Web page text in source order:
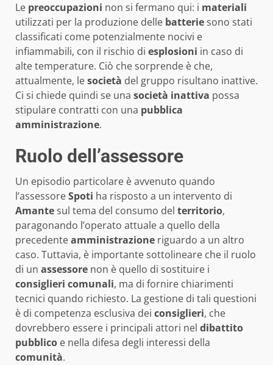
Le preoccupazioni non si fermano qui: i materiali
utilizzati per la produzione delle batteriesono stati
classificati come potenzialmente nocivi e
infiammabili, con il rischio di esplosioni in caso di
alte temperature. Ciò che sorprende è che,
attualmente, lesocietà del gruppo risultano inattive.
Ci si chiede quindi se una società inattiva possa
stipulare contratti con una pubblica
amministrazione.
Ruolo dell’assessore
Un episodio particolare è avvenuto quando
l’assessoreSpoti ha risposto a un intervento di
Amantesul tema del consumo del territorio,
paragonando l’operato attuale a quello della
precedenteamministrazione riguardo a un altro
caso. Tuttavia, è importante sottolineare che il ruolo
di un assessore non è quello di sostituire i
consiglieri comunali, ma di fornire chiarimenti
tecnici quando richiesto. La gestione di tali questioni
è di competenza esclusiva dei consiglieri, che
dovrebbero essere i principali attori nel dibattito
pubblico e nella difesa degli interessi della
comunità.